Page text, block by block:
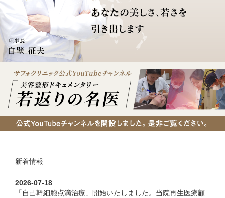
新着情報
2026-07-18
「自己幹細胞点滴治療」開始いたしました。当院再生医療顧